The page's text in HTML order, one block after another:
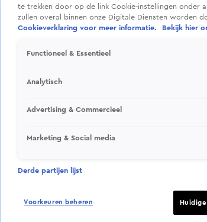
te trekken door op de link Cookie-instellingen onder
zullen overal binnen onze Digitale Diensten worden
Cookieverklaring voor meer informatie.
Bekijk hier
Functioneel & Essentieel
Analytisch
Advertising & Commercieel
Marketing & Social media
Derde partijen lijst
Voorkeuren beheren